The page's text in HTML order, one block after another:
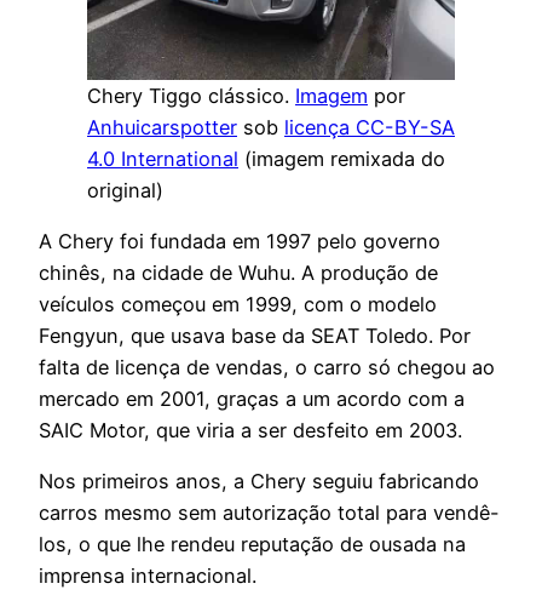
Chery Tiggo clássico. Imagem por
Anhuicarspotter sob licença CC-BY-SA
4.0 International (imagem remixada do
original)
A Chery foi fundada em 1997 pelo governo
chinês, na cidade de Wuhu. A produção de
veículos começou em 1999, com o modelo
Fengyun, que usava base da SEAT Toledo. Por
falta de licença de vendas, o carro só chegou ao
mercado em 2001, graças a um acordo com a
SAIC Motor, que viria a ser desfeito em 2003.
Nos primeiros anos, a Chery seguiu fabricando
carros mesmo sem autorização total para vendê-
los, o que lhe rendeu reputação de ousada na
imprensa internacional.